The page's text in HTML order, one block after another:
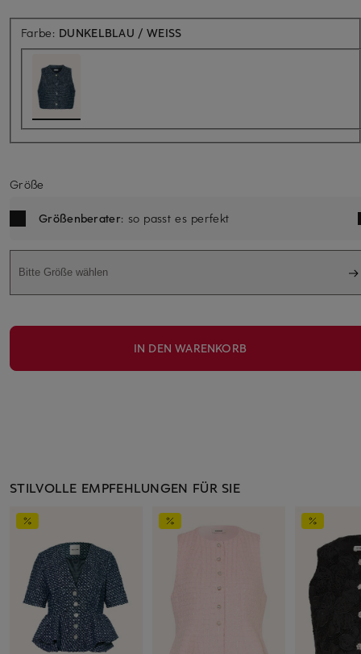
Farbe: DUNKELBLAU / WEISS
Größe
Größenberater: so passt es perfekt
Bitte Größe wählen
IN DEN WARENKORB
STILVOLLE EMPFEHLUNGEN FÜR SIE